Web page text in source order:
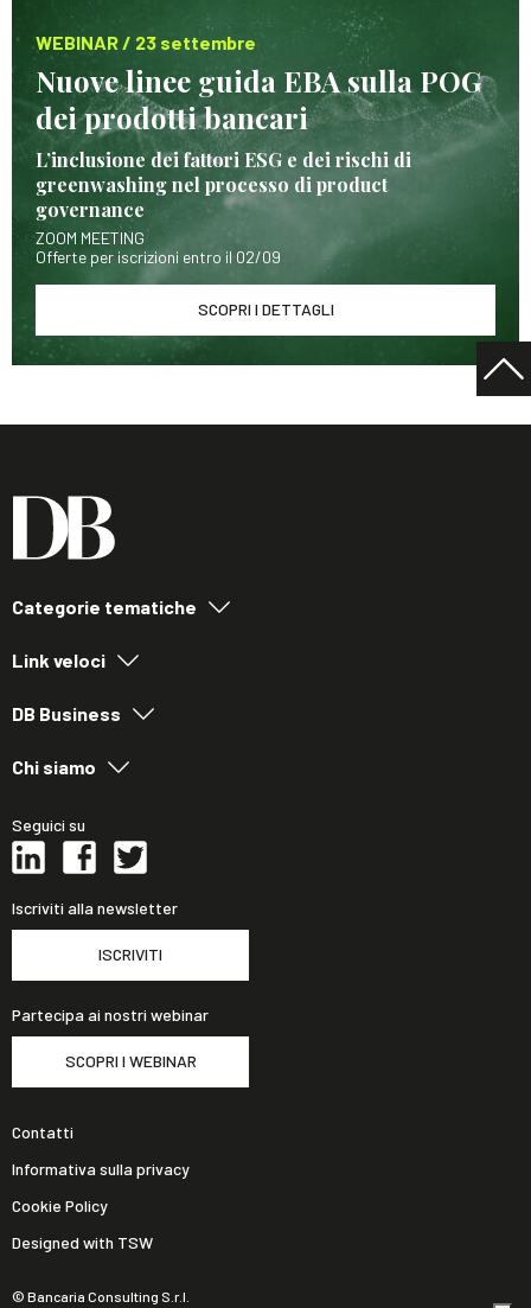
WEBINAR / 23 settembre
Nuove linee guida EBA sulla POG
dei prodotti bancari
L’inclusione dei fattori ESG e dei rischi di
greenwashing nel processo di product
governance
ZOOM MEETING
Offerte per iscrizioni entro il 02/09
SCOPRI I DETTAGLI
Categorie tematiche
Link veloci
DB Business
Chi siamo
Seguici su
Iscriviti alla newsletter
ISCRIVITI
Partecipa ai nostri webinar
SCOPRI I WEBINAR
© Bancaria Consulting S.r.l.
Contatti
Informativa sulla privacy
Cookie Policy
Designed with TSW